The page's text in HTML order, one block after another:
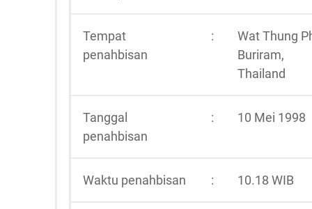
Tempat
penahbisan
:
Wat Thung
Buriram,
Thailand
Tanggal
penahbisan
: 10 Mei 1998
Waktu penahbisan : 10.18 WIB